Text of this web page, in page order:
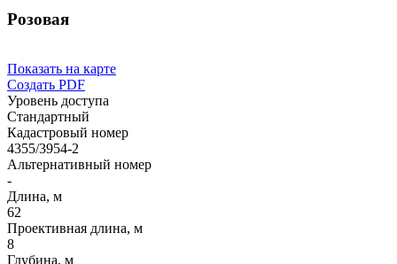
Розовая
Показать на карте
Создать PDF
Уровень доступа
Стандартный
Кадастровый номер
4355/3954-2
Альтернативный номер
-
Длина, м
62
Проективная длина, м
8
Глубина, м